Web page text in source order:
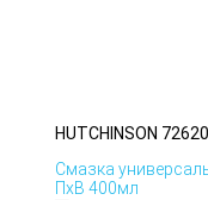
HUTCHINSON
Смазка
ПхВ 400мл